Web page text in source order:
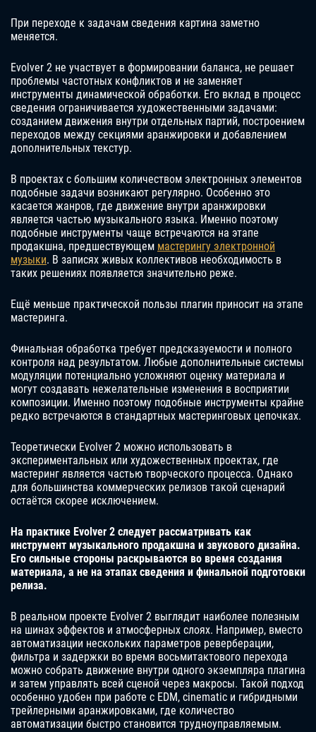
При переходе к задачам сведения картина заметно
меняется.
Evolver 2 не участвует в формировании баланса, не решает
проблемы частотных конфликтов и не заменяет
инструменты динамической обработки. Его вклад в процесс
сведения ограничивается художественными задачами:
созданием движения внутри отдельных партий, построением
переходов между секциями аранжировки и добавлением
дополнительных текстур.
В проектах с большим количеством электронных элементов
подобные задачи возникают регулярно. Особенно это
касается жанров, где движение внутри аранжировки
является частью музыкального языка. Именно поэтому
подобные инструменты чаще встречаются на этапе
продакшна, предшествующем мастерингу электронной
музыки. В записях живых коллективов необходимость в
таких решениях появляется значительно реже.
Ещё меньше практической пользы плагин приносит на этапе
мастеринга.
Финальная обработка требует предсказуемости и полного
контроля над результатом. Любые дополнительные системы
модуляции потенциально усложняют оценку материала и
могут создавать нежелательные изменения в восприятии
композиции. Именно поэтому подобные инструменты крайне
редко встречаются в стандартных мастеринговых цепочках.
Теоретически Evolver 2 можно использовать в
экспериментальных или художественных проектах, где
мастеринг является частью творческого процесса. Однако
для большинства коммерческих релизов такой сценарий
остаётся скорее исключением.
На практике Evolver 2 следует рассматривать как
инструмент музыкального продакшна и звукового дизайна.
Его сильные стороны раскрываются во время создания
материала, а не на этапах сведения и финальной подготовки
релиза.
В реальном проекте Evolver 2 выглядит наиболее полезным
на шинах эффектов и атмосферных слоях. Например, вместо
автоматизации нескольких параметров реверберации,
фильтра и задержки во время восьмитактового перехода
можно собрать движение внутри одного экземпляра плагина
и затем управлять всей сценой через макросы. Такой подход
особенно удобен при работе с EDM, cinematic и гибридными
трейлерными аранжировками, где количество
автоматизации быстро становится трудноуправляемым.